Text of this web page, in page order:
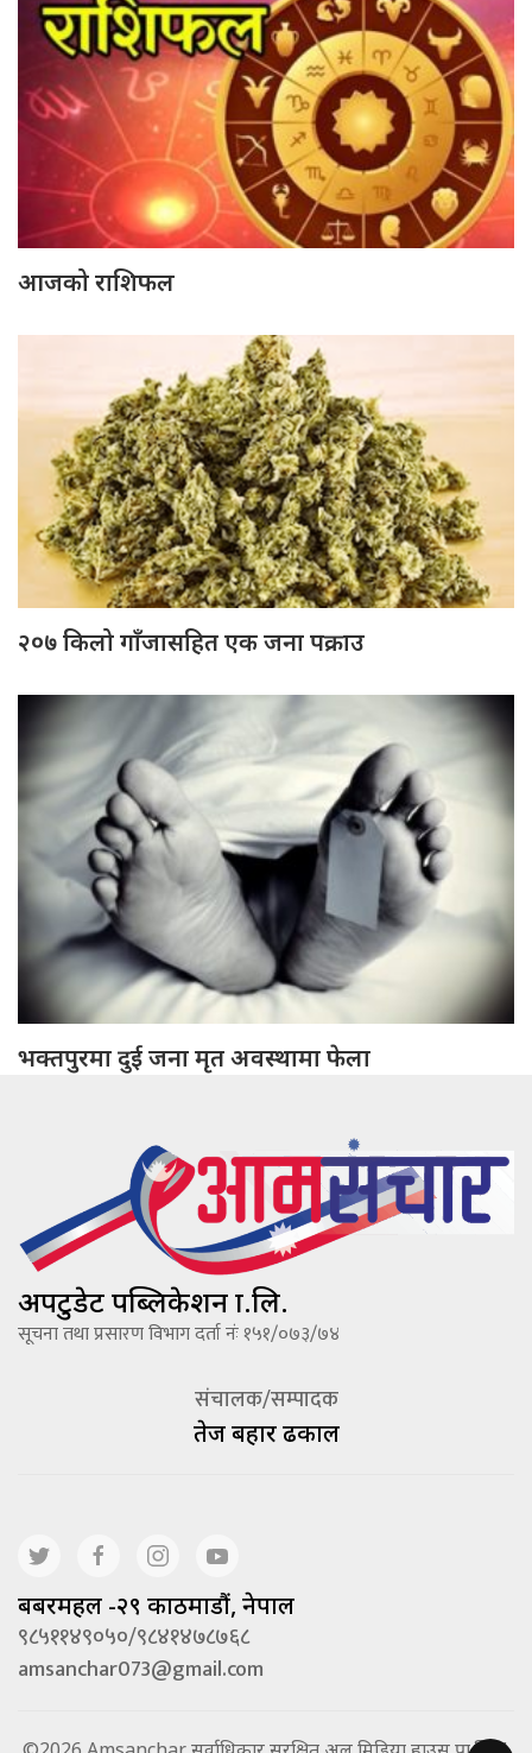
आजको राशिफल
२०७ किलो गाँजासहित एक जना पक्राउ
भक्तपुरमा दुई जना मृत अवस्थामा फेला
अपटुडेट पब्लिकेशन प्रा.लि.
सूचना तथा प्रसारण विभाग दर्ता नंः १५१/०७३/७४
संचालक/सम्पादक
तेज बहादूर ढकाल
बबरमहल -२९ काठमाडौं, नेपाल
९८५११४९०५०/९८४१४७८७६८
amsanchar073@gmail.com